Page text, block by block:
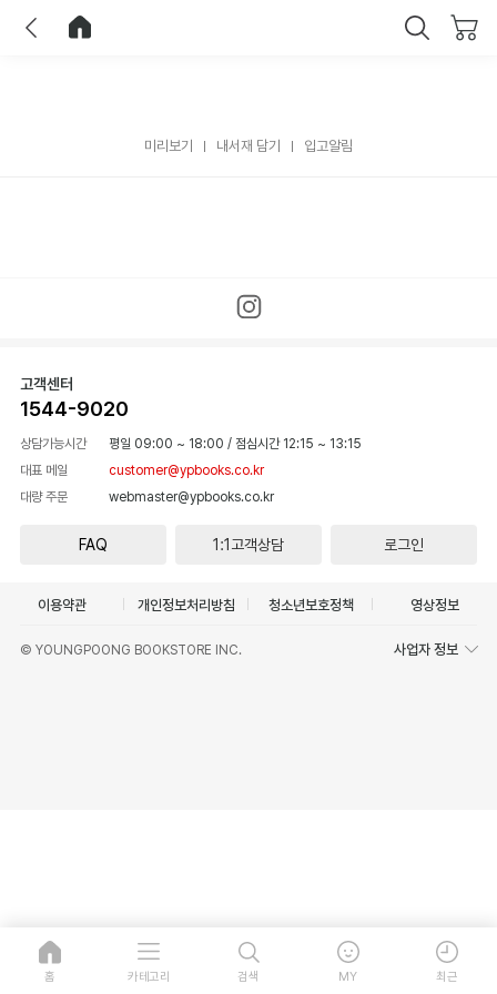
미리보기 내서재 담기 입고알림
고객센터
1544-9020
상담가능시간 평일 09:00 ~ 18:00 / 점심시간 12:15 ~ 13:15
대표 메일
customer@ypbooks.co.kr
대량 주문
webmaster@ypbooks.co.kr
FAQ 1:1고객상담 로그인
이용약관 개인정보처리방침 청소년보호정책 영상정보
© YOUNGPOONG BOOKSTORE INC. 사업자 정보
홈 카테고리 검색 MY 최근